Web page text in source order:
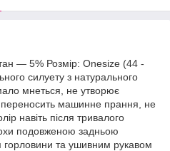
— 5% Розмір: Onesize (44 -
силуету з натурального
мнеться, не утворює
переносить машинне прання, не
навіть після тривалого
подовженою задньою
горловини та ушивним рукавом